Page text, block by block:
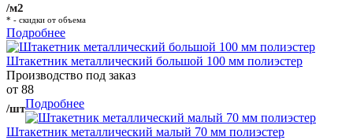
/м2
* - скидки от объема
Подробнее
Штакетник металлический большой 100 мм полиэстер
Производство под заказ
от 88
/штПодробнее
Штакетник металлический малый 70 мм полиэстер